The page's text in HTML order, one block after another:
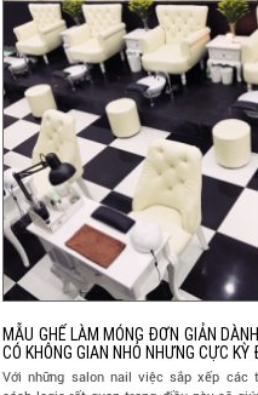
MẪU GHẾ LÀM MÓNG ĐƠN GIẢN
CÓ KHÔNG GIAN NHỎ NHƯNG CỰC KỲ
Với những salon nail việc sắp xếp các